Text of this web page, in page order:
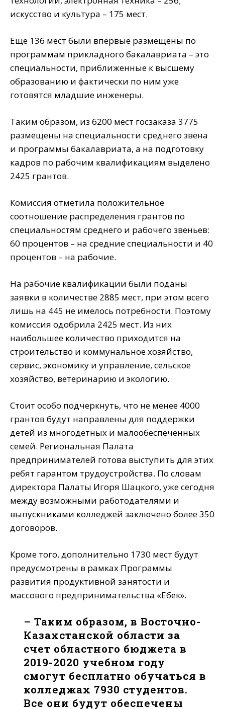
искусство и культура – 175 мест.
Еще 136 мест были впервые размещены по
программам прикладного бакалавриата – это
специальности, приближенные к высшему
образованию и фактически по ним уже
готовятся младшие инженеры.
Таким образом, из 6200 мест госзаказа 3775
размещены на специальности среднего звена
и программы бакалавриата, а на подготовку
кадров по рабочим квалификациям выделено
2425 грантов.
Комиссия отметила положительное
соотношение распределения грантов по
специальностям среднего и рабочего звеньев:
60 процентов – на средние специальности и 40
процентов – на рабочие.
На рабочие квалификации были поданы
заявки в количестве 2885 мест, при этом всего
лишь на 445 не имелось потребности. Поэтому
комиссия одобрила 2425 мест. Из них
наибольшее количество приходится на
строительство и коммунальное хозяйство,
сервис, экономику и управление, сельское
хозяйство, ветеринарию и экологию.
Стоит особо подчеркнуть, что не менее 4000
грантов будут направлены для поддержки
детей из многодетных и малообеспеченных
семей. Региональная Палата
предпринимателей готова выступить для этих
ребят гарантом трудоустройства. По словам
директора Палаты Игоря Шацкого, уже сегодня
между возможными работодателями и
выпускниками колледжей заключено более 350
договоров.
Кроме того, дополнительно 1730 мест будут
предусмотрены в рамках Программы
развития продуктивной занятости и
массового предпринимательства «Еңбек».
– Таким образом, в Восточно-
Казахстанской области за
счет областного бюджета в
2019-2020 учебном году
смогут бесплатно обучаться в
колледжах 7930 студентов.
Все они будут обеспечены